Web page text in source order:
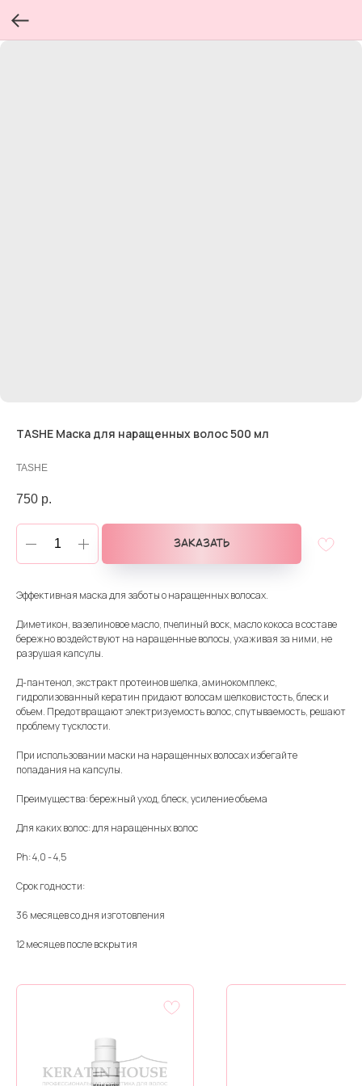
TASHE Маска для наращенных волос 500 мл
TASHE
750 р.
Заказать
Эффективная маска для заботы о наращенных волосах.
Диметикон, вазелиновое масло, пчелиный воск, масло кокоса в составе
бережно воздействуют на наращенные волосы, ухаживая за ними, не
разрушая капсулы.
Д-пантенол, экстракт протеинов шелка, аминокомплекс,
гидролизованный кератин придают волосам шелковистость, блеск и
объем. Предотвращают электризуемость волос, спутываемость, решают
проблему тусклости.
При использовании маски на наращенных волосах избегайте
попадания на капсулы.
Преимущества: бережный уход, блеск, усиление объема
Для каких волос: для наращенных волос
Ph: 4,0 - 4,5
Срок годности:
36 месяцев со дня изготовления
12 месяцев после вскрытия